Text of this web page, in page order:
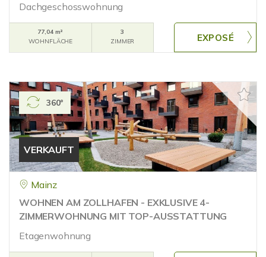
Dachgeschosswohnung
77,04 m²
WOHNFLÄCHE
3
ZIMMER
VERKAUFT
360°
Mainz
WOHNEN AM ZOLLHAFEN - EXKLUSIVE 4-
ZIMMERWOHNUNG MIT TOP-AUSSTATTUNG
Etagenwohnung